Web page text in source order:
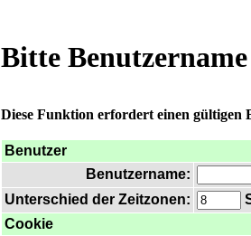
Bitte
Diese Funktion erfordert einen gültigen
Benutzer
Benutzername:
Unterschied der Zeitzonen:
Cookie